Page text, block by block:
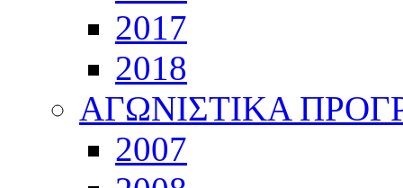
2017
2018
ΑΓΩΝΙΣΤΙΚΑ
2007